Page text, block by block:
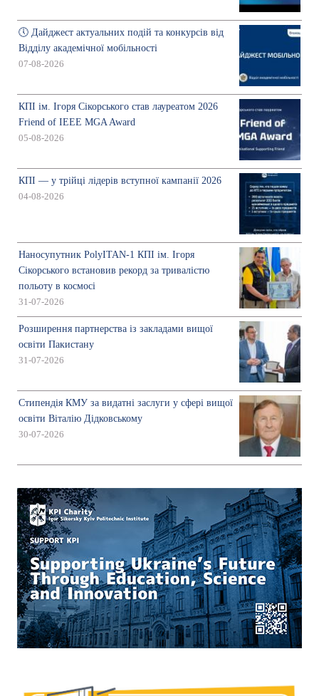
🕔 Дайджест актуальних подій та конкурсів від
Відділу академічної мобільності
07-08-2026
КПІ ім. Ігоря Сікорського став лауреатом 2026
Friend of IEEE MGA Award
05-08-2026
КПІ — у трійці лідерів вступної кампанії 2026
04-08-2026
Наносупутник PolyITAN-1 КПІ ім. Ігоря
Сікорського встановив рекорд за тривалістю
польоту в космосі
31-07-2026
Розширення партнерства із закладами вищої
освіти Пакистану
31-07-2026
Стипендія КМУ за видатні заслуги у сфері вищої
освіти Віталію Дідковському
30-07-2026